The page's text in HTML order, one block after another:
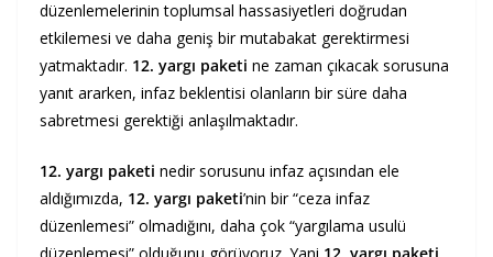
düzenlemelerinin toplumsal hassasiyetleri doğrudan
etkilemesi ve daha geniş bir mutabakat gerektirmesi
yatmaktadır. 12. yargı paketi ne zaman çıkacak sorusuna
yanıt ararken, infaz beklentisi olanların bir süre daha
sabretmesi gerektiği anlaşılmaktadır.
12. yargı paketi nedir sorusunu infaz açısından ele
aldığımızda, 12. yargı paketi’nin bir “ceza infaz
düzenlemesi” olmadığını, daha çok “yargılama usulü
düzenlemesi” olduğunu görüyoruz. Yani 12. yargı paketi,